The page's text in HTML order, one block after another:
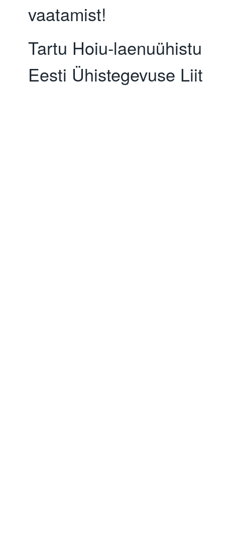
vaatamist!
Tartu Hoiu-laenuühistu
Eesti Ühistegevuse Liit